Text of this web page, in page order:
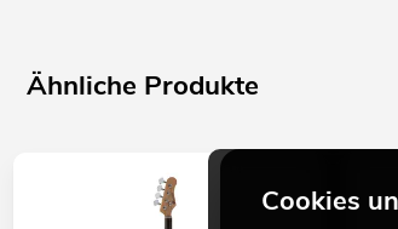
Ähnliche Produkte
Cookies